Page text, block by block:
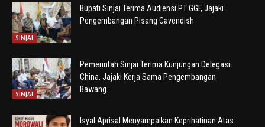
SINJAI
Bupati Sinjai Terima Audiensi PT GGF, Jajaki
Pengembangan Pisang Cavendish
SINJAI
Pemerintah Sinjai Terima Kunjungan Delegasi
China, Jajaki Kerja Sama Pengembangan
Bawang...
Isyal Aprisal Menyampaikan Keprihatinan Atas